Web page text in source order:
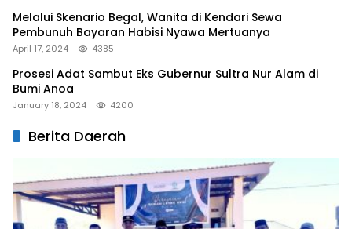
Melalui Skenario Begal, Wanita di Kendari Sewa
Pembunuh Bayaran Habisi Nyawa Mertuanya
April 17, 2024 4385
Prosesi Adat Sambut Eks Gubernur Sultra Nur Alam di
Bumi Anoa
January 18, 2024 4200
Berita Daerah